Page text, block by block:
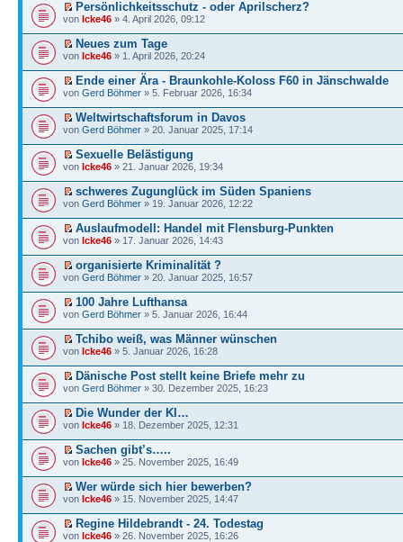
Persönlichkeitsschutz - oder Aprilscherz?
von Icke46 » 4. April 2026, 09:12
Neues zum Tage
von Icke46 » 1. April 2026, 20:24
Ende einer Ära - Braunkohle-Koloss F60 in Jänschwalde
von Gerd Böhmer » 5. Februar 2026, 16:34
Weltwirtschaftsforum in Davos
von Gerd Böhmer » 20. Januar 2025, 17:14
Sexuelle Belästigung
von Icke46 » 21. Januar 2026, 19:34
schweres Zugunglück im Süden Spaniens
von Gerd Böhmer » 19. Januar 2026, 12:22
Auslaufmodell: Handel mit Flensburg-Punkten
von Icke46 » 17. Januar 2026, 14:43
organisierte Kriminalität ?
von Gerd Böhmer » 20. Januar 2025, 16:57
100 Jahre Lufthansa
von Gerd Böhmer » 5. Januar 2026, 16:44
Tchibo weiß, was Männer wünschen
von Icke46 » 5. Januar 2026, 16:28
Dänische Post stellt keine Briefe mehr zu
von Gerd Böhmer » 30. Dezember 2025, 16:23
Die Wunder der KI…
von Icke46 » 18. Dezember 2025, 12:31
Sachen gibt’s…..
von Icke46 » 25. November 2025, 16:49
Wer würde sich hier bewerben?
von Icke46 » 15. November 2025, 14:47
Regine Hildebrandt - 24. Todestag
von Icke46 » 26. November 2025, 16:26